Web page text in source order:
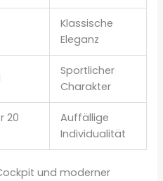
Klassische
Eleganz
Sportlicher
Charakter
20
Auffällige
Individualität
und moderner